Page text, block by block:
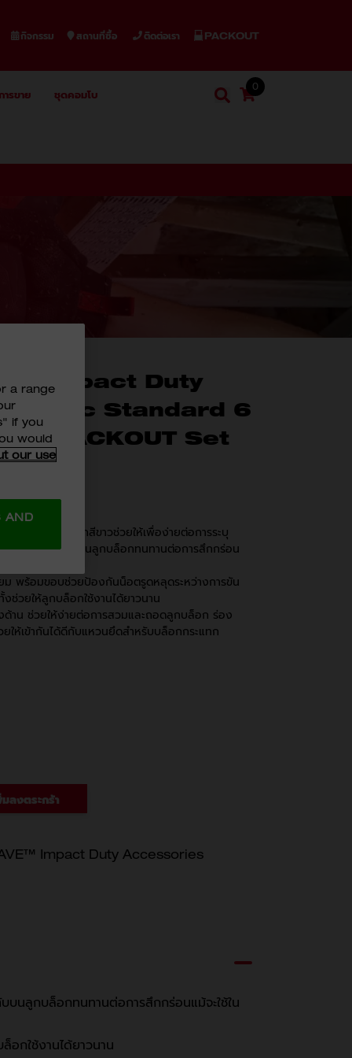
กิจกรรม สถานที่ซื้อ ติดต่อเรา PACKOUT
รขาย ชุดคอมโบ ค้นหา ตะกร้าสินค้า
0
Impact Duty
Metric Standard 6
PACKOUT Set
หญ่ คงทนด้วยหมึกสีขาวช่วยให้เพื่อง่ายต่อการระบุ
งหมายที่ประทับบนลูกบล็อกทนทานต่อการสึกกร่อน
ม พร้อมขอบช่วยป้องกันน็อตรูดหลุดระหว่างการขัน
วยให้ลูกบล็อกใช้งานได้ยาวนาน​
ด้าน ช่วยให้ง่ายต่อการสวมและถอดลูกบล็อก ร่อง
ให้เข้ากันได้ดีกับแหวนยึดสำหรับบล็อกกระแทก​
มลงตระกร้า
Impact Duty Accessories
นลูกบล็อกทนทานต่อการสึกกร่อนแม้จะใช้ใน
กใช้งานได้ยาวนาน​
a range
if you
would
our use
AND